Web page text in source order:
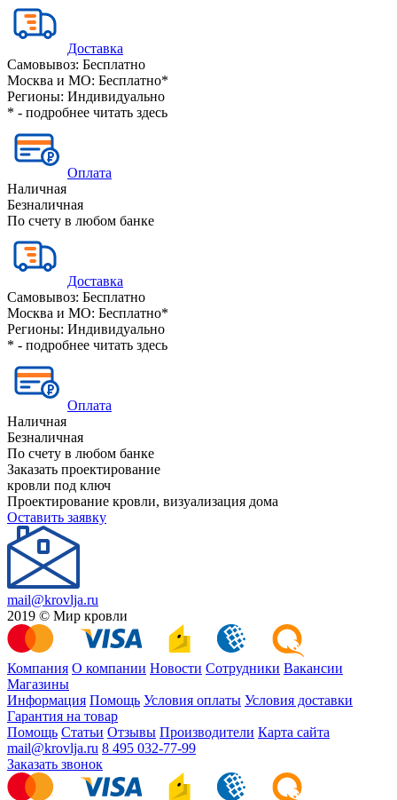
Доставка
Самовывоз: Бесплатно
Москва и МО: Бесплатно*
Регионы: Индивидуально
* - подробнее читать здесь
Оплата
Наличная
Безналичная
По счету в любом банке
Доставка
Самовывоз: Бесплатно
Москва и МО: Бесплатно*
Регионы: Индивидуально
* - подробнее читать здесь
Оплата
Наличная
Безналичная
По счету в любом банке
Заказать проектирование
кровли под ключ
Проектирование кровли, визуализация дома
Оставить заявку
mail@krovlja.ru
2019 © Мир кровли
Компания О компании Новости Сотрудники Вакансии
Магазины
Информация Помощь Условия оплаты Условия доставки
Гарантия на товар
Помощь Статьи Отзывы Производители Карта сайта
mail@krovlja.ru 8 495 032-77-99
Заказать звонок